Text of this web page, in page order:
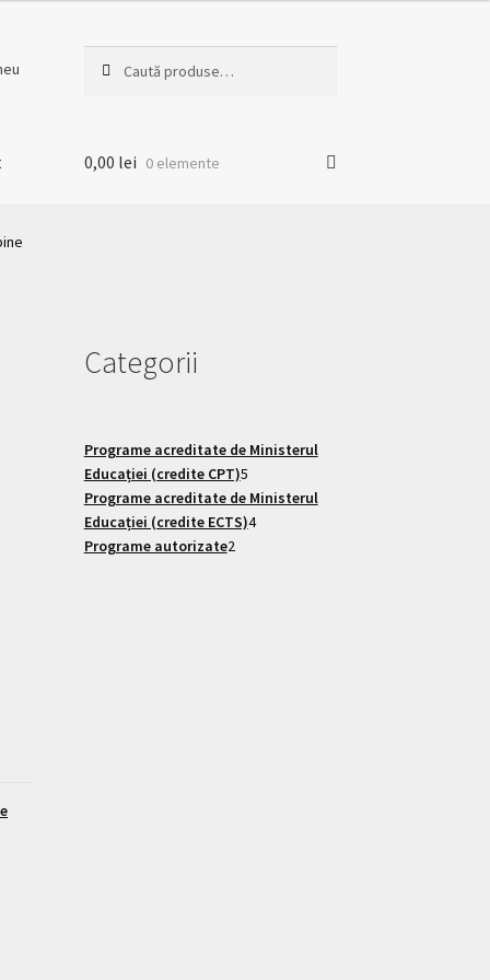
0,00 lei 0 elemente
Categorii
Programe acreditate de Ministerul
Educației (credite CPT)5
Programe acreditate de Ministerul
Educației (credite ECTS)4
Programe autorizate2